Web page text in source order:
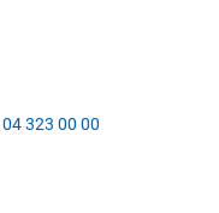
04 323 00 00